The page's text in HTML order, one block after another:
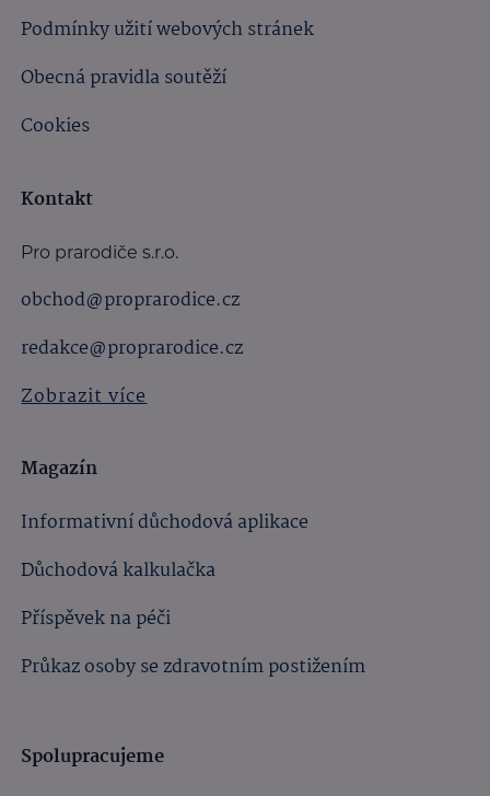
Podmínky užití webových stránek
Obecná pravidla soutěží
Cookies
Kontakt
Pro prarodiče s.r.o.
obchod@proprarodice.cz
redakce@proprarodice.cz
Zobrazit více
Magazín
Informativní důchodová aplikace
Důchodová kalkulačka
Příspěvek na péči
Průkaz osoby se zdravotním postižením
Spolupracujeme